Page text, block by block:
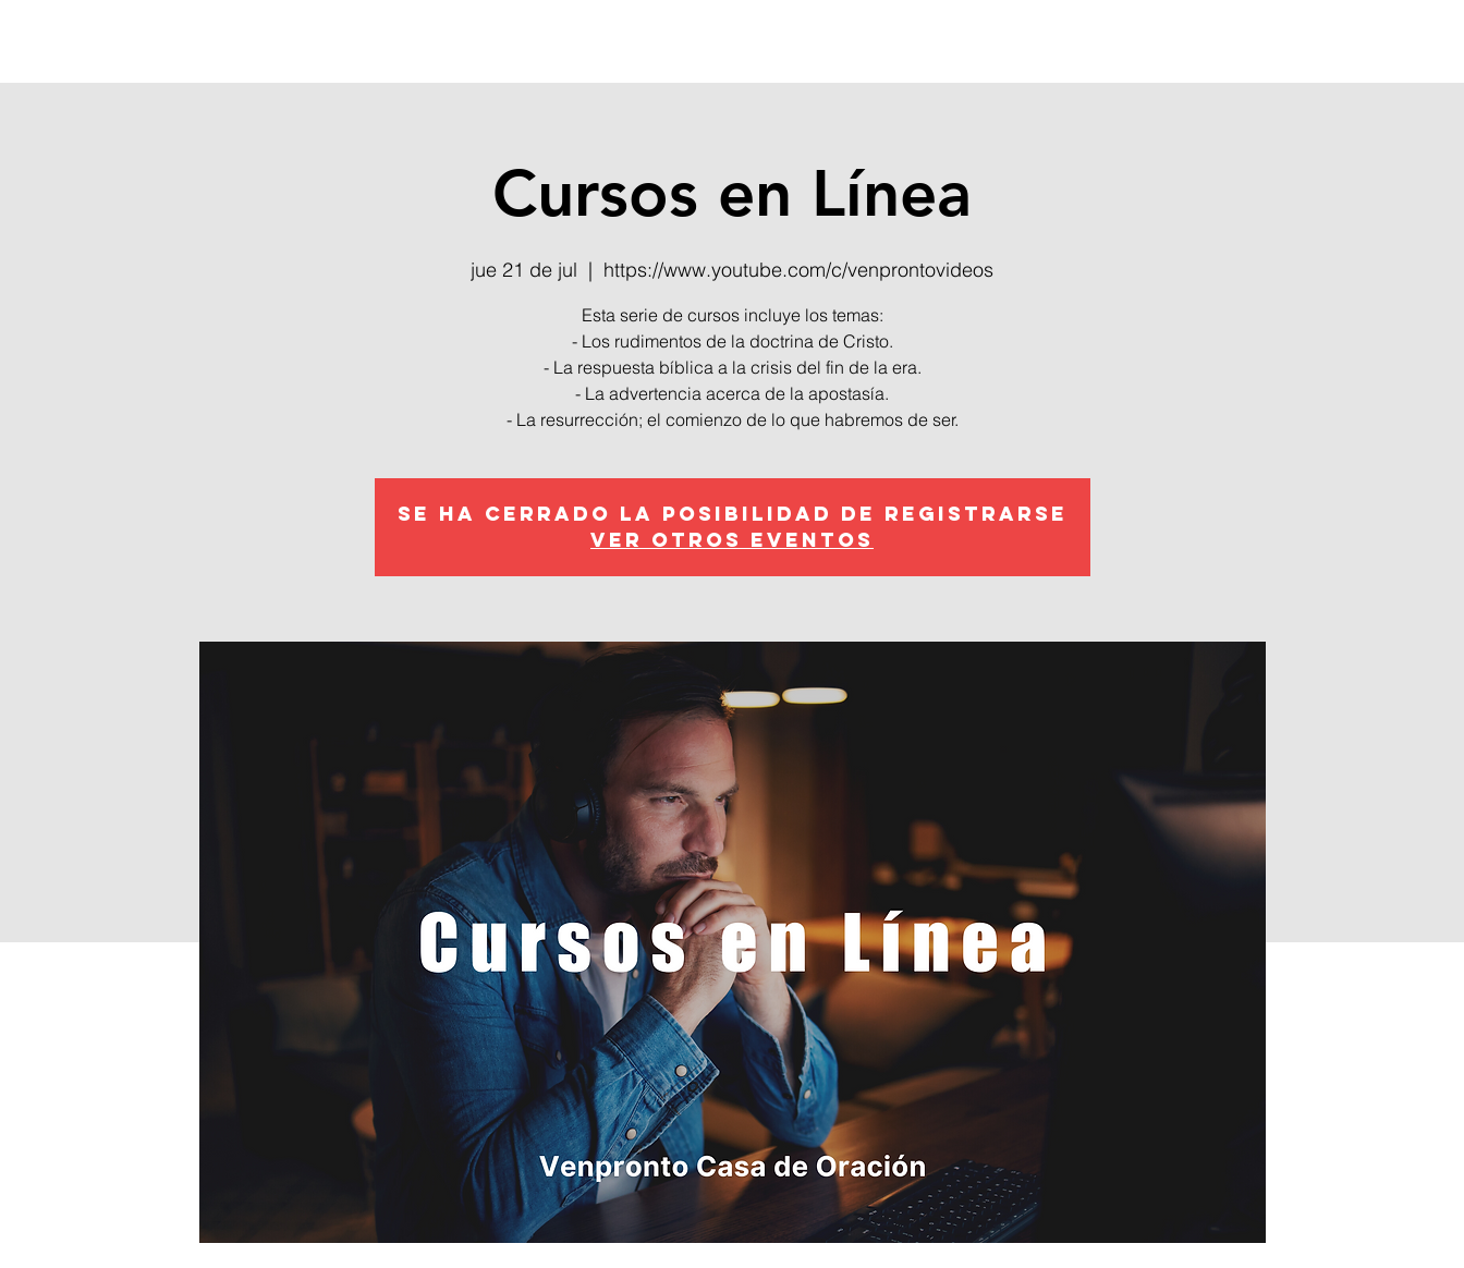
Cursos en Línea
jue 21 de jul
  |
https://www.youtube.com/c/venprontovideos
Esta serie de cursos incluye los temas:
- Los rudimentos de la doctrina de Cristo.
- La respuesta bíblica a la crisis del fin de la era.
- La advertencia acerca de la apostasía.
- La resurrección; el comienzo de lo que habremos de ser.
Se ha cerrado la posibilidad de registrarse
Ver otros eventos